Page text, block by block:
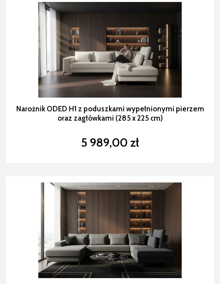
Narożnik ODED H1 z poduszkami wypełnionymi pierzem
oraz zagłówkami (285 x 225 cm)
5 989,00 zł